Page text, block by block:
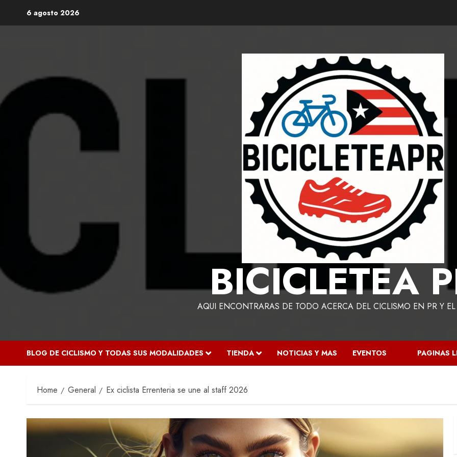
6 agosto 2026
BICICLETEA
AQUI ENCONTRARAS DE TODO ACERCA DEL CICLISMO EN PR Y
BLOG DE CICLISMO Y TODAS SUS MODALIDADES TIENDA NOTICIAS Y MAS EVENTOS PAGINAS
Home General Ex ciclista Errenteria se une al staff 2026